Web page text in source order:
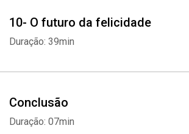
10- O futuro da felicidade
Duração: 39min
Conclusão
Duração: 07min